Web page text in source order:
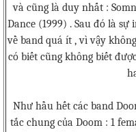
và cũng là duy nhất :
Dance (1999) . Sau đó là
về band quá ít , vì vậy
có biết cũng không biết
Như hầu hết các band
tắc chung của Doom : 1